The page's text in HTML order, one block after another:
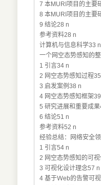
7 本MURI项目的主要
8 本MURI项目的主要
9 结论28 n
参考资料28 n
计算机与信息科学33 n
一个网空态势感知的
1 引言34 n
2 网空态势感知过程
3 启发案例38 n
4 网空态势感知框架
5 研究进展和重要成
6 结论51 n
参考资料52 n
经验总结：网络安全
1 引言54 n
2 网空态势感知的可
3 可视化设计理念57 n
4 基于Ｗeb的告警可